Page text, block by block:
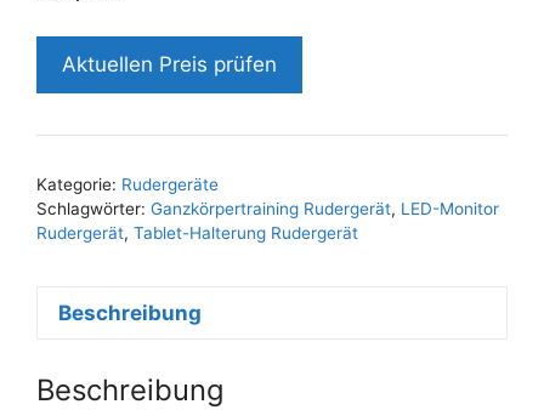
Aktuellen Preis prüfen
Kategorie: Rudergeräte
Schlagwörter: Ganzkörpertraining Rudergerät, LED-Monitor
Rudergerät, Tablet-Halterung Rudergerät
Beschreibung
Beschreibung